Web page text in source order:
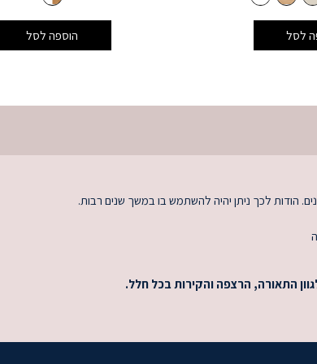
לסל הוספה לסל
הודות לכך ניתן יהיה להשתמש בו במשך שנים רבות.
התאורה, הרצפה והקירות בכל חלל.